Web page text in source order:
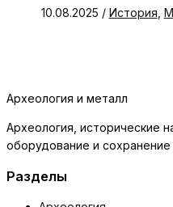
10.08.2025 / История
Археология и металл
Археология, исторические
оборудование и сохранение
Разделы